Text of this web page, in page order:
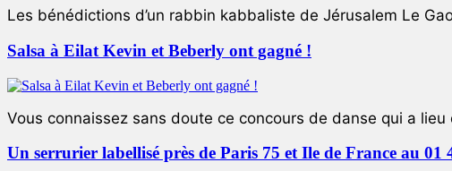
Les bénédictions d’un rabbin kabbaliste de Jérusalem Le
Salsa à Eilat Kevin et Beberly ont gagné !
Vous connaissez sans doute ce concours de danse qui a lieu
Un serrurier labellisé près de Paris 75 et Ile de France au 01